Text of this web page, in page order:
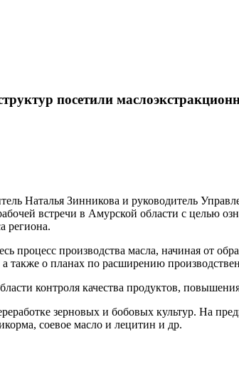
посетили
Наталья Зинникова и руководитель
встречи в Амурской области с целью
региона.
процесс производства масла, начиная от
также о планах по расширению
контроля качества продуктов,
зерновых и бобовых культур. На
соевое масло и лецитин и др.